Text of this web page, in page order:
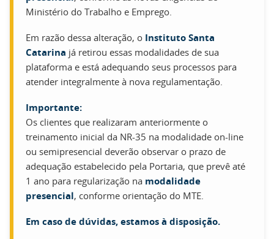
Ministério do Trabalho e Emprego.
Em razão dessa alteração, o Instituto Santa
Catarina já retirou essas modalidades de sua
plataforma e está adequando seus processos para
atender integralmente à nova regulamentação.
Importante:
Os clientes que realizaram anteriormente o
treinamento inicial da NR-35 na modalidade on-line
ou semipresencial deverão observar o prazo de
adequação estabelecido pela Portaria, que prevê até
1 ano para regularização na modalidade
presencial, conforme orientação do MTE.
Em caso de dúvidas, estamos à disposição.